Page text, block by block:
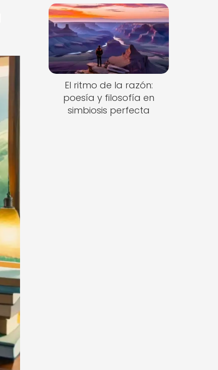
El ritmo de la razón:
poesía y filosofía en
simbiosis perfecta